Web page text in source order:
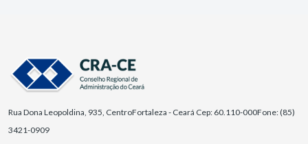
Rua Dona Leopoldina, 935, CentroFortaleza - Ceará Cep: 60.110-000Fone: (85)
3421-0909